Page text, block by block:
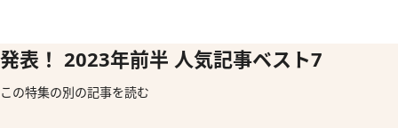
発表！ 2023年前半 人気記事ベスト7
この特集の別の記事を読む